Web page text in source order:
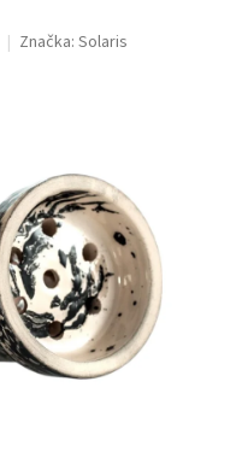
Značka: Solaris